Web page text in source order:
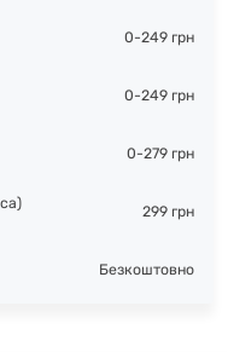
0-249 грн
0-249 грн
0-279 грн
299 грн
Безкоштовно